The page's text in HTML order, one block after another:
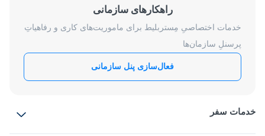
راهکارهای سازمانی
خدمات اختصاصیِ مِستربلیط برای ماموریت‌های کاری و رفاهیاتِ
پرسنلِ سازمان‌ها
فعال‌سازی پنل سازمانی
خدمات سفر